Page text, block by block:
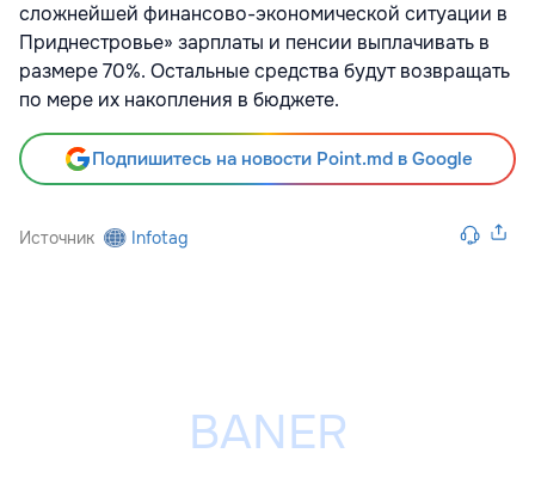
сложнейшей финансово-экономической ситуации в
Приднестровье» зарплаты и пенсии выплачивать в
размере 70%. Остальные средства будут возвращать
по мере их накопления в бюджете.
Подпишитесь на новости Point.md в Google
Источник Infotag